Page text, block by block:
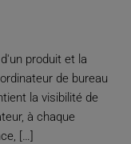
produit et la
de bureau
la visibilité de
à chaque
[…]